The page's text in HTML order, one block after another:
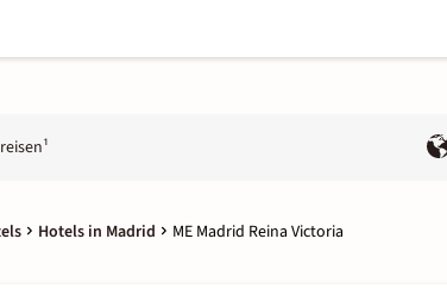
Hotels in Madrid ME Madrid Reina Victoria